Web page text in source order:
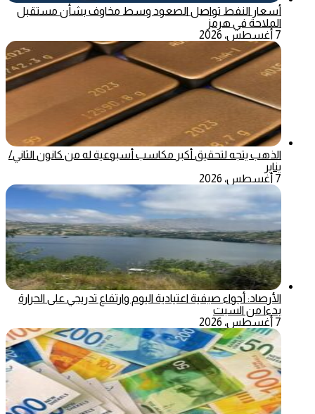
أسعار النفط تواصل الصعود وسط مخاوف بشأن مستقبل
الملاحة في هرمز
7 أغسطس، 2026
الذهب يتجه لتحقيق أكبر مكاسب أسبوعية له من كانون الثاني/
يناير
7 أغسطس، 2026
الأرصاد: أجواء صيفية اعتيادية اليوم وارتفاع تدريجي على الحرارة
بدءا من السبت
7 أغسطس، 2026